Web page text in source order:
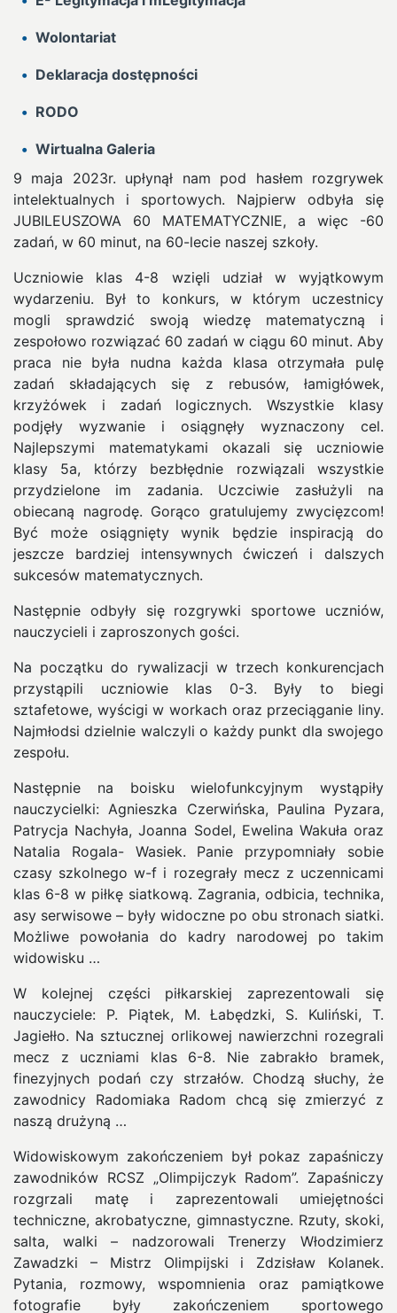
Wolontariat
Deklaracja dostępności
RODO
Wirtualna Galeria
9 maja 2023r. upłynął nam pod hasłem rozgrywek
intelektualnych i sportowych. Najpierw odbyła się
JUBILEUSZOWA 60 MATEMATYCZNIE, a więc -60
zadań, w 60 minut, na 60-lecie naszej szkoły.
Uczniowie klas 4-8 wzięli udział w wyjątkowym
wydarzeniu. Był to konkurs, w którym uczestnicy
mogli sprawdzić swoją wiedzę matematyczną i
zespołowo rozwiązać 60 zadań w ciągu 60 minut. Aby
praca nie była nudna każda klasa otrzymała pulę
zadań składających się z rebusów, łamigłówek,
krzyżówek i zadań logicznych. Wszystkie klasy
podjęły wyzwanie i osiągnęły wyznaczony cel.
Najlepszymi matematykami okazali się uczniowie
klasy 5a, którzy bezbłędnie rozwiązali wszystkie
przydzielone im zadania. Uczciwie zasłużyli na
obiecaną nagrodę. Gorąco gratulujemy zwycięzcom!
Być może osiągnięty wynik będzie inspiracją do
jeszcze bardziej intensywnych ćwiczeń i dalszych
sukcesów matematycznych.
Następnie odbyły się rozgrywki sportowe uczniów,
nauczycieli i zaproszonych gości.
Na początku do rywalizacji w trzech konkurencjach
przystąpili uczniowie klas 0-3. Były to biegi
sztafetowe, wyścigi w workach oraz przeciąganie liny.
Najmłodsi dzielnie walczyli o każdy punkt dla swojego
zespołu.
Następnie na boisku wielofunkcyjnym wystąpiły
nauczycielki: Agnieszka Czerwińska, Paulina Pyzara,
Patrycja Nachyła, Joanna Sodel, Ewelina Wakuła oraz
Natalia Rogala- Wasiek. Panie przypomniały sobie
czasy szkolnego w-f i rozegrały mecz z uczennicami
klas 6-8 w piłkę siatkową. Zagrania, odbicia, technika,
asy serwisowe – były widoczne po obu stronach siatki.
Możliwe powołania do kadry narodowej po takim
widowisku …
W kolejnej części piłkarskiej zaprezentowali się
nauczyciele: P. Piątek, M. Łabędzki, S. Kuliński, T.
Jagiełło. Na sztucznej orlikowej nawierzchni rozegrali
mecz z uczniami klas 6-8. Nie zabrakło bramek,
finezyjnych podań czy strzałów. Chodzą słuchy, że
zawodnicy Radomiaka Radom chcą się zmierzyć z
naszą drużyną …
Widowiskowym zakończeniem był pokaz zapaśniczy
zawodników RCSZ „Olimpijczyk Radom”. Zapaśniczy
rozgrzali matę i zaprezentowali umiejętności
techniczne, akrobatyczne, gimnastyczne. Rzuty, skoki,
salta, walki – nadzorowali Trenerzy Włodzimierz
Zawadzki – Mistrz Olimpijski i Zdzisław Kolanek.
Pytania, rozmowy, wspomnienia oraz pamiątkowe
fotografie były zakończeniem sportowego